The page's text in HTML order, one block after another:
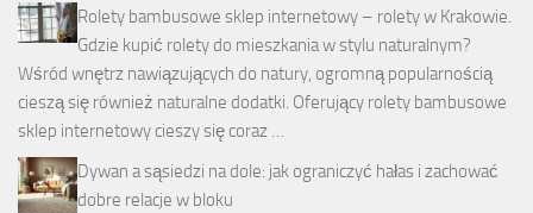
Rolety bambusowe sklep internetowy – rolety w Krakowie.
Gdzie kupić rolety do mieszkania w stylu naturalnym?
Wśród wnętrz nawiązujących do natury, ogromną popularnością
cieszą się również naturalne dodatki. Oferujący rolety bambusowe
sklep internetowy cieszy się coraz …
Dywan a sąsiedzi na dole: jak ograniczyć hałas i zachować
dobre relacje w bloku